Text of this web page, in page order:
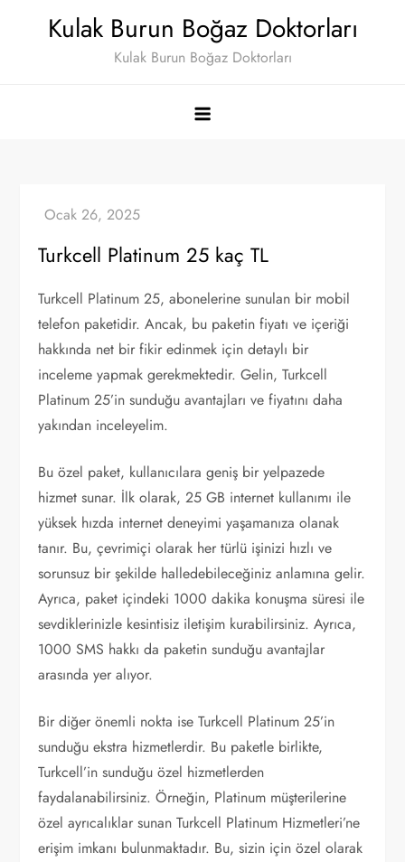
Kulak Burun Boğaz Doktorları
Kulak Burun Boğaz Doktorları
Turkcell Platinum 25 kaç TL
Turkcell Platinum 25, abonelerine sunulan bir mobil
telefon paketidir. Ancak, bu paketin fiyatı ve içeriği
hakkında net bir fikir edinmek için detaylı bir
inceleme yapmak gerekmektedir. Gelin, Turkcell
Platinum 25’in sunduğu avantajları ve fiyatını daha
yakından inceleyelim.
Bu özel paket, kullanıcılara geniş bir yelpazede
hizmet sunar. İlk olarak, 25 GB internet kullanımı ile
yüksek hızda internet deneyimi yaşamanıza olanak
tanır. Bu, çevrimiçi olarak her türlü işinizi hızlı ve
sorunsuz bir şekilde halledebileceğiniz anlamına gelir.
Ayrıca, paket içindeki 1000 dakika konuşma süresi ile
sevdiklerinizle kesintisiz iletişim kurabilirsiniz. Ayrıca,
1000 SMS hakkı da paketin sunduğu avantajlar
arasında yer alıyor.
Bir diğer önemli nokta ise Turkcell Platinum 25’in
sunduğu ekstra hizmetlerdir. Bu paketle birlikte,
Turkcell’in sunduğu özel hizmetlerden
faydalanabilirsiniz. Örneğin, Platinum müşterilerine
özel ayrıcalıklar sunan Turkcell Platinum Hizmetleri’ne
erişim imkanı bulunmaktadır. Bu, sizin için özel olarak